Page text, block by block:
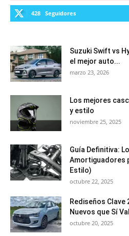
428 Seguidores
Suzuki Swift vs
el mejor auto...
marzo 23, 2026
Los mejores
y estilo
noviembre 25, 2025
Guía Definitiva:
Amortiguadores
Estilo)
octubre 22, 2025
Rediseños Clave
Nuevos que Sí
octubre 20, 2025